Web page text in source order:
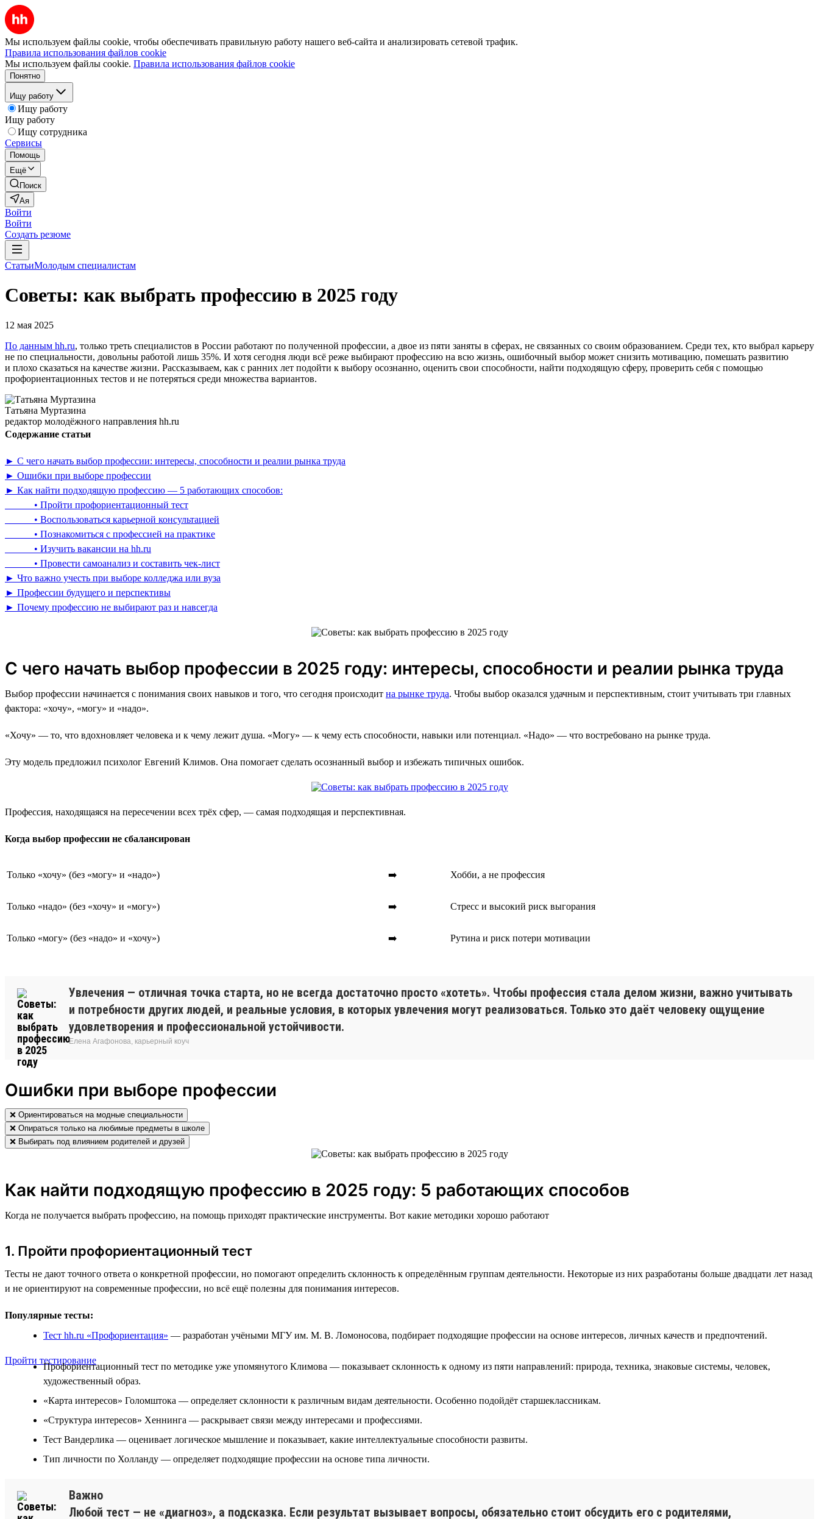
Мы используем файлы cookie, чтобы обеспечивать правильную работу нашего веб-сайта и анализировать сетевой трафик.
Правила использования файлов cookie
Мы используем файлы cookie. Правила использования файлов cookie
Понятно
Ищу работу
Ищу работу
Ищу работу
Ищу сотрудника
Сервисы
Помощь
Ещё
Поиск
Ая
Войти
Войти
Создать резюме
СтатьиМолодым специалистам
Советы: как выбрать профессию в 2025 году
12 мая 2025
По данным hh.ru, только треть специалистов в России работают по полученной профессии, а двое из пяти заняты в сферах, не связанных со своим образованием. Среди тех, кто выбрал карьеру
не по специальности, довольны работой лишь 35%. И хотя сегодня люди всё реже выбирают профессию на всю жизнь, ошибочный выбор может снизить мотивацию, помешать развитию
и плохо сказаться на качестве жизни. Рассказываем, как с ранних лет подойти к выбору осознанно, оценить свои способности, найти подходящую сферу, проверить себя с помощью
профориентационных тестов и не потеряться среди множества вариантов.
Татьяна Муртазина
редактор молодёжного направления hh.ru
Содержание статьи
► С чего начать выбор профессии: интересы, способности и реалии рынка труда
► Ошибки при выборе профессии
► Как найти подходящую профессию — 5 работающих способов:
• Пройти профориентационный тест
• Воспользоваться карьерной консультацией
• Познакомиться с профессией на практике
• Изучить вакансии на hh.ru
• Провести самоанализ и составить чек-лист
► Что важно учесть при выборе колледжа или вуза
► Профессии будущего и перспективы
► Почему профессию не выбирают раз и навсегда
С чего начать выбор профессии в 2025 году: интересы, способности и реалии рынка труда
Выбор профессии начинается с понимания своих навыков и того, что сегодня происходит на рынке труда. Чтобы выбор оказался удачным и перспективным, стоит учитывать три главных
фактора: «хочу», «могу» и «надо».
«Хочу» — то, что вдохновляет человека и к чему лежит душа. «Могу» — к чему есть способности, навыки или потенциал. «Надо» — что востребовано на рынке труда.
Эту модель предложил психолог Евгений Климов. Она помогает сделать осознанный выбор и избежать типичных ошибок.
Профессия, находящаяся на пересечении всех трёх сфер, — самая подходящая и перспективная.
Когда выбор профессии не сбалансирован
Только «хочу» (без «могу» и «надо») ➡️ Хобби, а не профессия
Только «надо» (без «хочу» и «могу») ➡️ Стресс и высокий риск выгорания
Только «могу» (без «надо» и «хочу») ➡️ Рутина и риск потери мотивации
Увлечения — отличная точка старта, но не всегда достаточно просто «хотеть». Чтобы профессия стала делом жизни, важно учитывать
и потребности других людей, и реальные условия, в которых увлечения могут реализоваться. Только это даёт человеку ощущение
удовлетворения и профессиональной устойчивости.
Елена Агафонова, карьерный коуч
Ошибки при выборе профессии
❌ Ориентироваться на модные специальности
❌ Опираться только на любимые предметы в школе
❌ Выбирать под влиянием родителей и друзей
Как найти подходящую профессию в 2025 году: 5 работающих способов
Когда не получается выбрать профессию, на помощь приходят практические инструменты. Вот какие методики хорошо работают
1. Пройти профориентационный тест
Тесты не дают точного ответа о конкретной профессии, но помогают определить склонность к определённым группам деятельности. Некоторые из них разработаны больше двадцати лет назад
и не ориентируют на современные профессии, но всё ещё полезны для понимания интересов.
Популярные тесты:
Тест hh.ru «Профориентация» — разработан учёными МГУ им. М. В. Ломоносова, подбирает подходящие профессии на основе интересов, личных качеств и предпочтений.
Пройти тестирование
Профориентационный тест по методике уже упомянутого Климова — показывает склонность к одному из пяти направлений: природа, техника, знаковые системы, человек,
художественный образ.
«Карта интересов» Голомштока — определяет склонности к различным видам деятельности. Особенно подойдёт старшеклассникам.
«Структура интересов» Хеннинга — раскрывает связи между интересами и профессиями.
Тест Вандерлика — оценивает логическое мышление и показывает, какие интеллектуальные способности развиты.
Тип личности по Холланду — определяет подходящие профессии на основе типа личности.
Важно
Любой тест — не «диагноз», а подсказка. Если результат вызывает вопросы, обязательно стоит обсудить его с родителями,